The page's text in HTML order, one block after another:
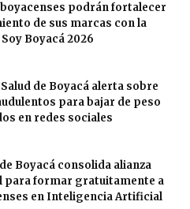
podrán fortalecer
de sus marcas con la
Boyacá 2026
de Boyacá alerta sobre
para bajar de peso
en redes sociales
Boyacá consolida alianza
para formar gratuitamente a
en Inteligencia Artificial